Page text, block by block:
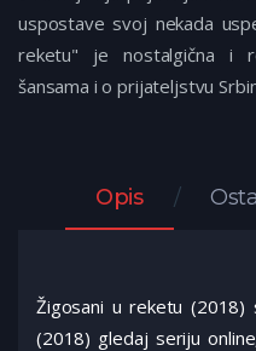
uspostave svoj nekada
reketu" je nostalgična i
šansama i o prijateljstvu
Opis
Žigosani u reketu (2018)
(2018) gledaj seriju